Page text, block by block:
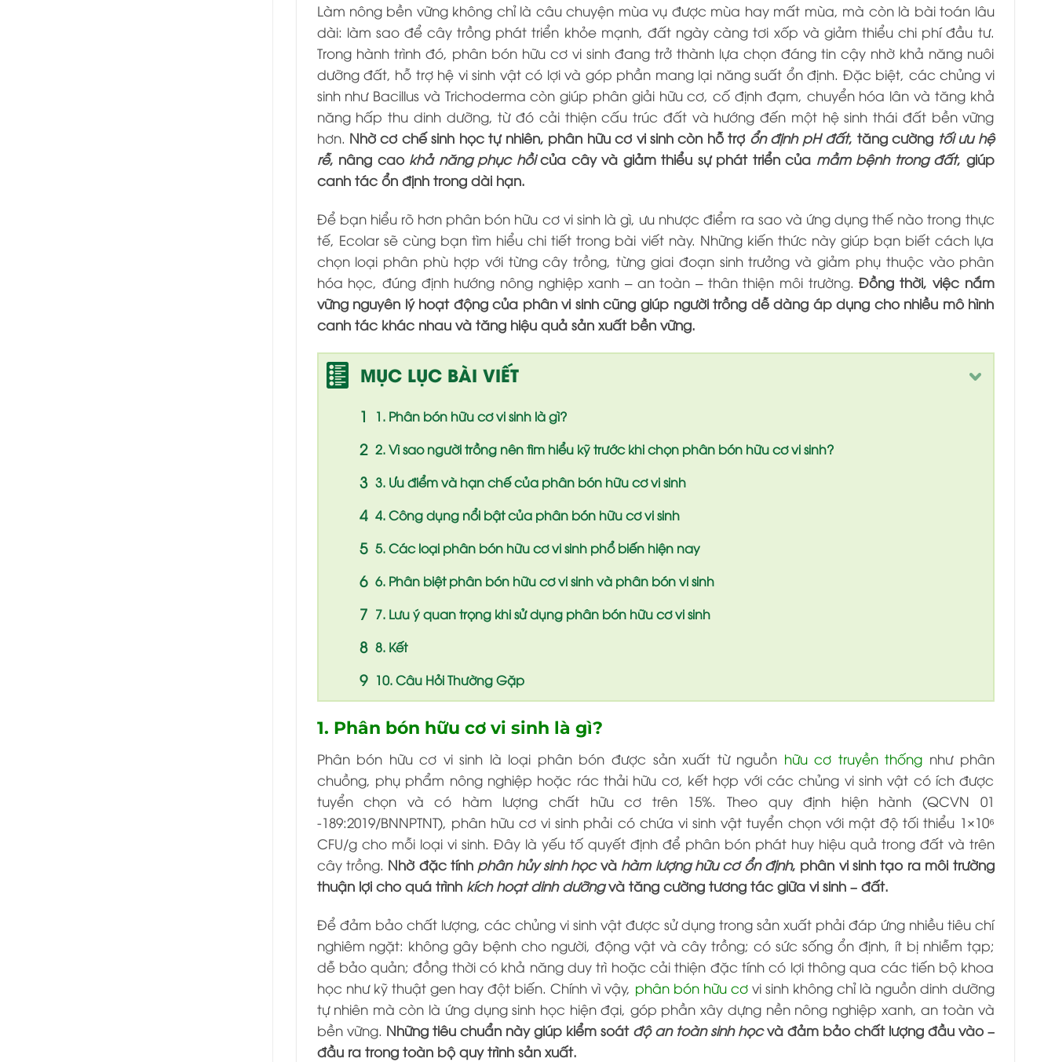
Làm nông bền vững không chỉ là câu chuyện mùa vụ được mùa hay mất mùa, mà còn là bài toán lâu
dài: làm sao để cây trồng phát triển khỏe mạnh, đất ngày càng tơi xốp và giảm thiểu chi phí đầu tư.
Trong hành trình đó, phân bón hữu cơ vi sinh đang trở thành lựa chọn đáng tin cậy nhờ khả năng nuôi
dưỡng đất, hỗ trợ hệ vi sinh vật có lợi và góp phần mang lại năng suất ổn định. Đặc biệt, các chủng vi
sinh như Bacillus và Trichoderma còn giúp phân giải hữu cơ, cố định đạm, chuyển hóa lân và tăng khả
năng hấp thu dinh dưỡng, từ đó cải thiện cấu trúc đất và hướng đến một hệ sinh thái đất bền vững
hơn. Nhờ cơ chế sinh học tự nhiên, phân hữu cơ vi sinh còn hỗ trợ ổn định pH đất, tăng cường tối ưu hệ
rễ, nâng cao khả năng phục hồicủa cây và giảm thiểu sự phát triển của mầm bệnh trong đất, giúp
canh tác ổn định trong dài hạn.
Để bạn hiểu rõ hơn phân bón hữu cơ vi sinh là gì, ưu nhược điểm ra sao và ứng dụng thế nào trong thực
tế, Ecolar sẽ cùng bạn tìm hiểu chi tiết trong bài viết này. Những kiến thức này giúp bạn biết cách lựa
chọn loại phân phù hợp với từng cây trồng, từng giai đoạn sinh trưởng và giảm phụ thuộc vào phân
hóa học, đúng định hướng nông nghiệp xanh – an toàn – thân thiện môi trường.Đồng thời, việc nắm
vững nguyên lý hoạt động của phân vi sinh cũng giúp người trồng dễ dàng áp dụng cho nhiều mô hình
canh tác khác nhau và tăng hiệu quả sản xuất bền vững.
MỤC LỤC BÀI VIẾT
1. Phân bón hữu cơ vi sinh là gì?
2. Vì sao người trồng nên tìm hiểu kỹ trước khi chọn phân bón hữu cơ vi sinh?
3. Ưu điểm và hạn chế của phân bón hữu cơ vi sinh
4. Công dụng nổi bật của phân bón hữu cơ vi sinh
5. Các loại phân bón hữu cơ vi sinh phổ biến hiện nay
6. Phân biệt phân bón hữu cơ vi sinh và phân bón vi sinh
7. Lưu ý quan trọng khi sử dụng phân bón hữu cơ vi sinh
8. Kết
10. Câu Hỏi Thường Gặp
1. Phân bón hữu cơ vi sinh là gì?
Phân bón hữu cơ vi sinh là loại phân bón được sản xuất từ nguồn hữu cơ truyền thống như phân
chuồng, phụ phẩm nông nghiệp hoặc rác thải hữu cơ, kết hợp với các chủng vi sinh vật có ích được
tuyển chọn và có hàm lượng chất hữu cơ trên 15%. Theo quy định hiện hành (QCVN 01
-189:2019/BNNPTNT), phân hữu cơ vi sinh phải có chứa vi sinh vật tuyển chọn với mật độ tối thiểu 1×10⁶
CFU/g cho mỗi loại vi sinh. Đây là yếu tố quyết định để phân bón phát huy hiệu quả trong đất và trên
cây trồng. Nhờ đặc tính phân hủy sinh họcvà hàm lượng hữu cơ ổn định, phân vi sinh tạo ra môi trường
thuận lợi cho quá trình kích hoạt dinh dưỡngvà tăng cường tương tác giữa vi sinh – đất.
Để đảm bảo chất lượng, các chủng vi sinh vật được sử dụng trong sản xuất phải đáp ứng nhiều tiêu chí
nghiêm ngặt: không gây bệnh cho người, động vật và cây trồng; có sức sống ổn định, ít bị nhiễm tạp;
dễ bảo quản; đồng thời có khả năng duy trì hoặc cải thiện đặc tính có lợi thông qua các tiến bộ khoa
học như kỹ thuật gen hay đột biến. Chính vì vậy, phân bón hữu cơvi sinh không chỉ là nguồn dinh dưỡng
tự nhiên mà còn là ứng dụng sinh học hiện đại, góp phần xây dựng nền nông nghiệp xanh, an toàn và
bền vững. Những tiêu chuẩn này giúp kiểm soát độ an toàn sinh họcvà đảm bảo chất lượng đầu vào –
đầu ra trong toàn bộ quy trình sản xuất.